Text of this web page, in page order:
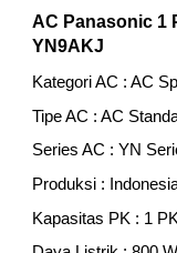
AC Panasonic 1
YN9AKJ
Kategori AC : AC
Tipe AC : AC
Series AC : YN
Produksi :
Kapasitas PK : 1 PK